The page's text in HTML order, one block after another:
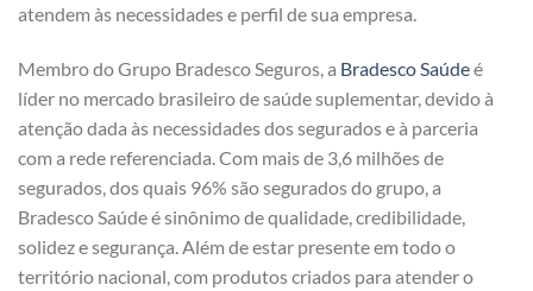
atendem às necessidades e perfil de sua empresa.
Membro do Grupo Bradesco Seguros, a Bradesco Saúdeé
líder no mercado brasileiro de saúde suplementar, devido à
atenção dada às necessidades dos segurados e à parceria
com a rede referenciada. Com mais de 3,6 milhões de
segurados, dos quais 96% são segurados do grupo, a
Bradesco Saúde é sinônimo de qualidade, credibilidade,
solidez e segurança. Além de estar presente em todo o
território nacional, com produtos criados para atender o